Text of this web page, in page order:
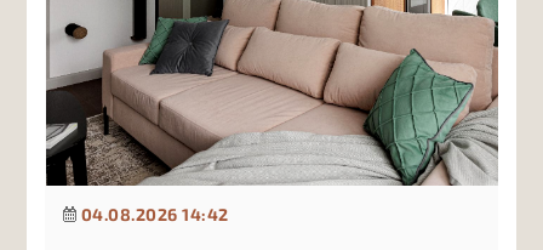
04.08.2026 14:42